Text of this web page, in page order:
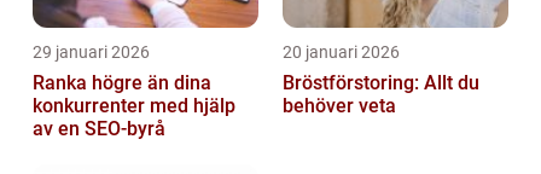
29 januari 2026
Ranka högre än dina
konkurrenter med hjälp
av en SEO-byrå
20 januari 2026
Bröstförstoring: Allt du
behöver veta